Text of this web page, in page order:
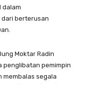
dalam
berterusan
Moktar Radin
penglibatan pemimpin
membalas segala